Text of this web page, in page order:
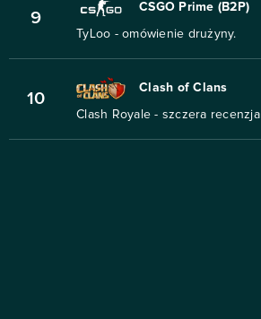
9
CSGO Prime (B2P)
TyLoo - omówienie drużyny.
10
Clash of Clans
Clash Royale - szczera recenzja